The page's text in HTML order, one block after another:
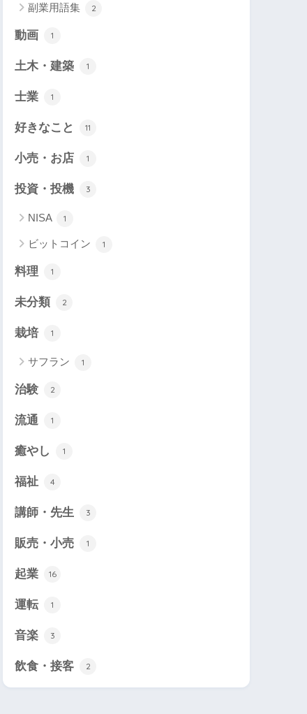
副業用語集 2
動画 1
土木・建築 1
士業 1
好きなこと 11
小売・お店 1
投資・投機 3
NISA 1
ビットコイン 1
料理 1
未分類 2
栽培 1
サフラン 1
治験 2
流通 1
癒やし 1
福祉 4
講師・先生 3
販売・小売 1
起業 16
運転 1
音楽 3
飲食・接客 2